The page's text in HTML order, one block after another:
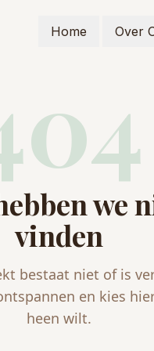
Home Over
we
vinden
bestaat niet of is
en kies
heen wilt.